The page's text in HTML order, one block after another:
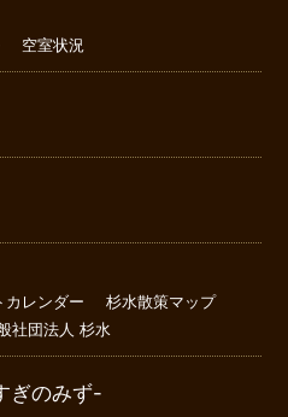
空室状況
カレンダー
杉水散策マップ
社団法人 杉水
ぎのみず-